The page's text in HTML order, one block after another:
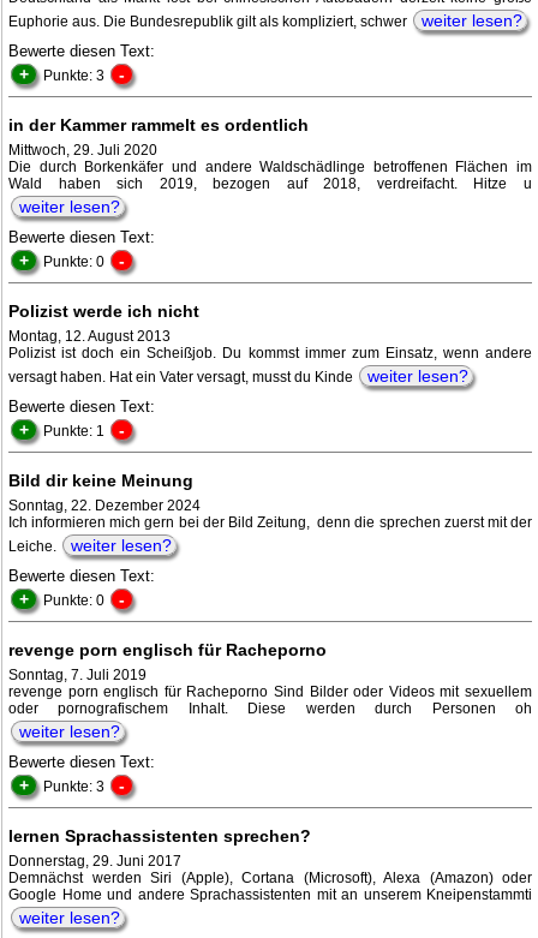
Euphorie aus. Die Bundesrepublik gilt als kompliziert, schwer
weiter lesen?
Bewerte diesen Text:
+ Punkte: 3 -
in der Kammer rammelt es ordentlich
Mittwoch, 29. Juli 2020
Die durch Borkenkäfer und andere Waldschädlinge betroffenen Flächen im
Wald haben sich 2019, bezogen auf 2018, verdreifacht. Hitze u
weiter lesen?
Bewerte diesen Text:
+ Punkte: 0 -
Polizist werde ich nicht
Montag, 12. August 2013
Polizist ist doch ein Scheißjob. Du kommst immer zum Einsatz, wenn andere
versagt haben. Hat ein Vater versagt, musst du Kinde
weiter lesen?
Bewerte diesen Text:
+ Punkte: 1 -
Bild dir keine Meinung
Sonntag, 22. Dezember 2024
Ich informieren mich gern bei der Bild Zeitung, denn die sprechen zuerst mit der
Leiche.
weiter lesen?
Bewerte diesen Text:
+ Punkte: 0 -
revenge porn englisch für Racheporno
Sonntag, 7. Juli 2019
revenge porn englisch für Racheporno Sind Bilder oder Videos mit sexuellem
oder pornografischem Inhalt. Diese werden durch Personen oh
weiter lesen?
Bewerte diesen Text:
+ Punkte: 3 -
lernen Sprachassistenten sprechen?
Donnerstag, 29. Juni 2017
Demnächst werden Siri (Apple), Cortana (Microsoft), Alexa (Amazon) oder
Google Home und andere Sprachassistenten mit an unserem Kneipenstammti
weiter lesen?